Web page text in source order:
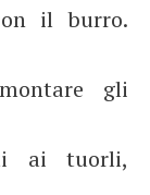
il burro.
gli
ai tuorli,